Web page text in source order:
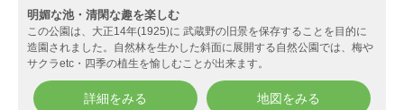
明媚な池・清閑な趣を楽しむ
この公園は、大正14年(1925)に 武蔵野の旧景を保存することを目的に
造園されました。自然林を生かした斜面に展開する自然公園では、梅や
サクラetc・四季の植生を愉しむことが出来ます。
詳細をみる 地図をみる